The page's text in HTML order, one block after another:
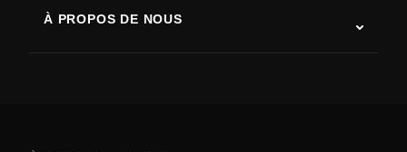
Maladie de Parkinson
Arthrite
À PROPOS DE NOUS